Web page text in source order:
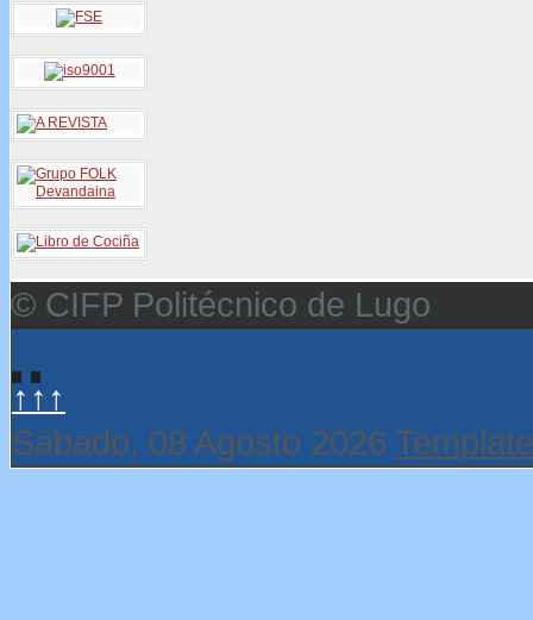
© CIFP Politécnico de Lugo
↑↑↑
Sábado, 08 Agosto 2026